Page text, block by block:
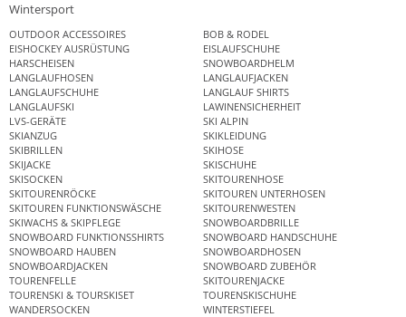
Wintersport
OUTDOOR ACCESSOIRES
BOB & RODEL
EISHOCKEY AUSRÜSTUNG
EISLAUFSCHUHE
HARSCHEISEN
SNOWBOARDHELM
LANGLAUFHOSEN
LANGLAUFJACKEN
LANGLAUFSCHUHE
LANGLAUF SHIRTS
LANGLAUFSKI
LAWINENSICHERHEIT
LVS-GERÄTE
SKI ALPIN
SKIANZUG
SKIKLEIDUNG
SKIBRILLEN
SKIHOSE
SKIJACKE
SKISCHUHE
SKISOCKEN
SKITOURENHOSE
SKITOURENRÖCKE
SKITOUREN UNTERHOSEN
SKITOUREN FUNKTIONSWÄSCHE
SKITOURENWESTEN
SKIWACHS & SKIPFLEGE
SNOWBOARDBRILLE
SNOWBOARD FUNKTIONSSHIRTS
SNOWBOARD HANDSCHUHE
SNOWBOARD HAUBEN
SNOWBOARDHOSEN
SNOWBOARDJACKEN
SNOWBOARD ZUBEHÖR
TOURENFELLE
SKITOURENJACKE
TOURENSKI & TOURSKISET
TOURENSKISCHUHE
WANDERSOCKEN
WINTERSTIEFEL